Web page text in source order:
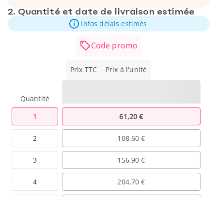
2. Quantité et date de livraison estimée
Infos délais estimés
Code promo
Prix TTC Prix à l'unité
Quantité
1
2
3
4
61,20 €
108,60 €
156,90 €
204,70 €